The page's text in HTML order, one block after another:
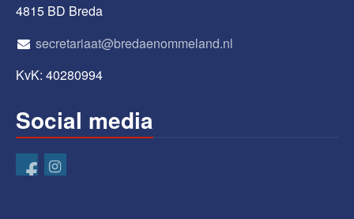
4815 BD Breda
secretariaat@bredaenommeland.nl
KvK: 40280994
Social media